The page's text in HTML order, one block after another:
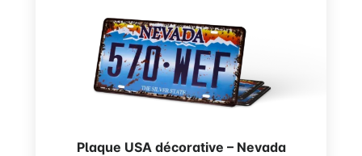
Plaque USA décorative – Nevada